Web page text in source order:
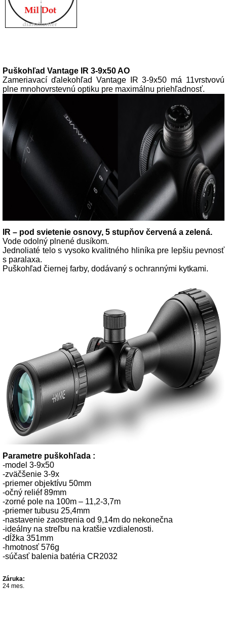
Puškohľad Vantage IR 3-9x50 AO
Zameriavací ďalekohľad Vantage IR 3-9x50 má 11vrstvovú
plne mnohovrstevnú optiku pre maximálnu priehľadnosť.
IR – pod svietenie osnovy, 5 stupňov červená a zelená.
Vode odolný plnené dusíkom.
Jednoliaté telo s vysoko kvalitného hliníka pre lepšiu pevnosť
s paralaxa.
Puškohľad čiernej farby, dodávaný s ochrannými kytkami.
Parametre puškohľada :
-model 3-9x50
-zväčšenie 3-9x
-priemer objektívu 50mm
-očný reliéf 89mm
-zorné pole na 100m – 11,2-3,7m
-priemer tubusu 25,4mm
-nastavenie zaostrenia od 9,14m do nekonečna
-ideálny na streľbu na kratšie vzdialenosti.
-dĺžka 351mm
-hmotnosť 576g
-súčasť balenia batéria CR2032
Záruka:
24 mes.